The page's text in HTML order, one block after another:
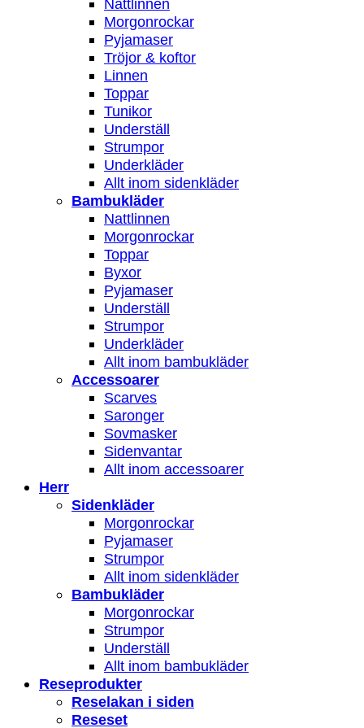
Morgonrockar
Pyjamaser
Tröjor & koftor
Linnen
Toppar
Tunikor
Underställ
Strumpor
Underkläder
Allt inom sidenkläder
Bambukläder
Nattlinnen
Morgonrockar
Toppar
Byxor
Pyjamaser
Underställ
Strumpor
Underkläder
Allt inom bambukläder
Accessoarer
Scarves
Saronger
Sovmasker
Sidenvantar
Allt inom accessoarer
Herr
Sidenkläder
Morgonrockar
Pyjamaser
Strumpor
Allt inom sidenkläder
Bambukläder
Morgonrockar
Strumpor
Underställ
Allt inom bambukläder
Reseprodukter
Reselakan i siden
Reseset